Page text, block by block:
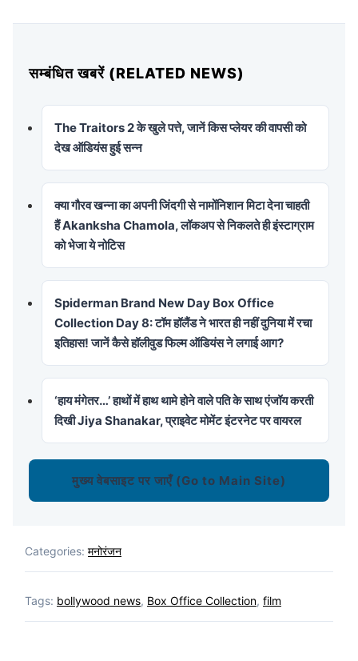
सम्बंधित खबरें (RELATED NEWS)
The Traitors 2 के खुले पत्ते, जानें किस प्लेयर की वापसी को
देख ऑडियंस हुई सन्न
क्या गौरव खन्ना का अपनी जिंदगी से नामोंनिशान मिटा देना चाहती
हैं Akanksha Chamola, लॉकअप से निकलते ही इंस्टाग्राम
को भेजा ये नोटिस
Spiderman Brand New Day Box Office
Collection Day 8: टॉम हॉलैंड ने भारत ही नहीं दुनिया में रचा
इतिहास! जानें कैसे हॉलीवुड फिल्म ऑडियंस ने लगाई आग?
‘हाय मंगेतर…’ हाथों में हाथ थामे होने वाले पति के साथ एंजॉय करती
दिखी Jiya Shanakar, प्राइवेट मोमेंट इंटरनेट पर वायरल
मुख्य वेबसाइट पर जाएँ (Go to Main Site)
Categories: मनोरंजन
Tags: bollywood news, Box Office Collection, film